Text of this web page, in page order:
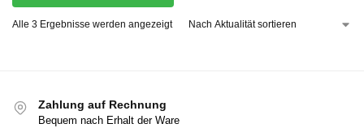
Alle 3 Ergebnisse werden angezeigt
Zahlung auf Rechnung
Bequem nach Erhalt der Ware